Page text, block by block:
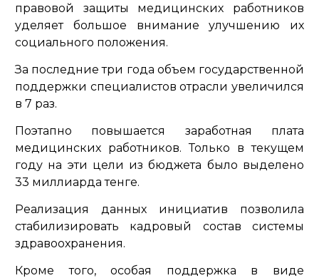
правовой защиты медицинских работников
уделяет большое внимание улучшению их
социального положения.
За последние три года объем государственной
поддержки специалистов отрасли увеличился
в 7 раз.
Поэтапно повышается заработная плата
медицинских работников. Только в текущем
году на эти цели из бюджета было выделено
33 миллиарда тенге.
Реализация данных инициатив позволила
стабилизировать кадровый состав системы
здравоохранения.
Кроме того, особая поддержка в виде